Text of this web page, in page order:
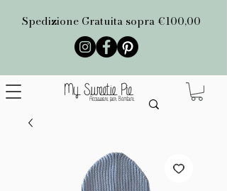
Spedizione Gratuita sopra €100,00